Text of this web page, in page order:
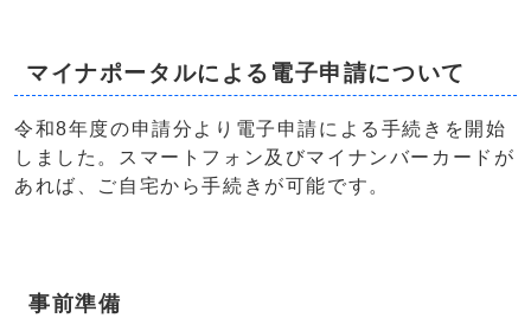
マイナポータルによる電子申請について
令和8年度の申請分より電子申請による手続きを開始
しました。スマートフォン及びマイナンバーカードが
あれば、ご自宅から手続きが可能です。
事前準備